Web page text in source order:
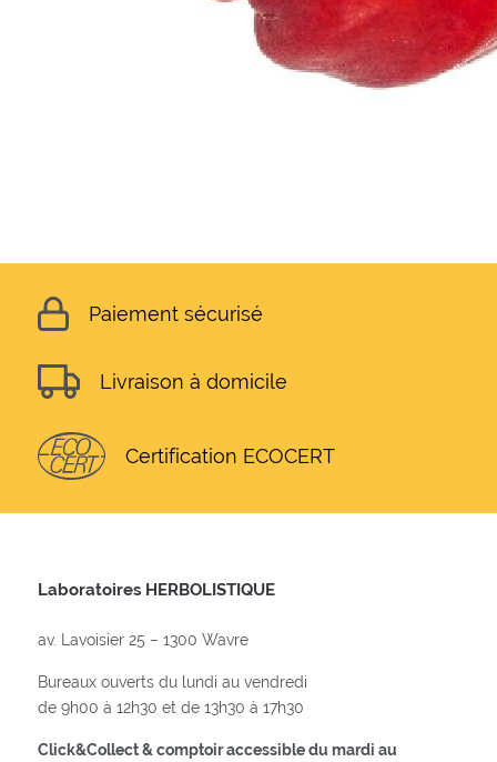
Paiement sécurisé
Livraison à domicile
Certification ECOCERT
Laboratoires HERBOLISTIQUE
av. Lavoisier 25 – 1300 Wavre
Bureaux ouverts du lundi au vendredi
de 9h00 à 12h30 et de 13h30 à 17h30
Click&Collect & comptoir accessible du mardi au